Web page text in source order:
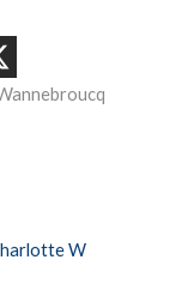
W